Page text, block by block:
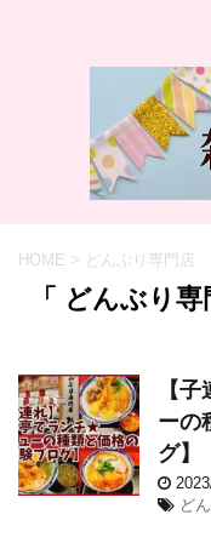
HOME > どんぶり専門店
「 どんぶり
【
ーの
グ】
ど